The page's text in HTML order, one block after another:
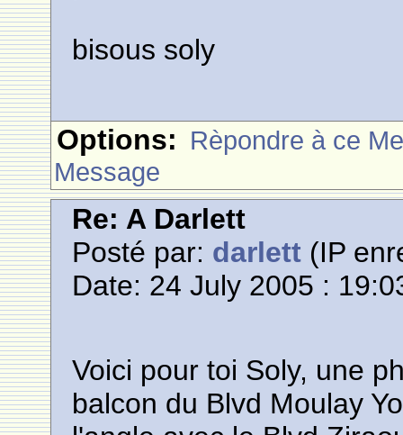
bisous soly
Options: Rèpondre à ce
Message
Re: A Darlett
Posté par: darlett (IP
Date: 24 July 2005 :
Voici pour toi Soly, une
balcon du Blvd Moulay